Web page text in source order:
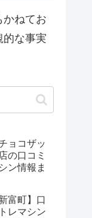
かねてお
的な事実
ョコザッ
の口コミ
ン情報ま
富町】口
レマシン